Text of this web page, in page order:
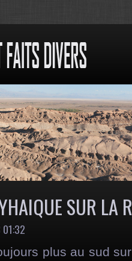
SUR LA
plus au sud